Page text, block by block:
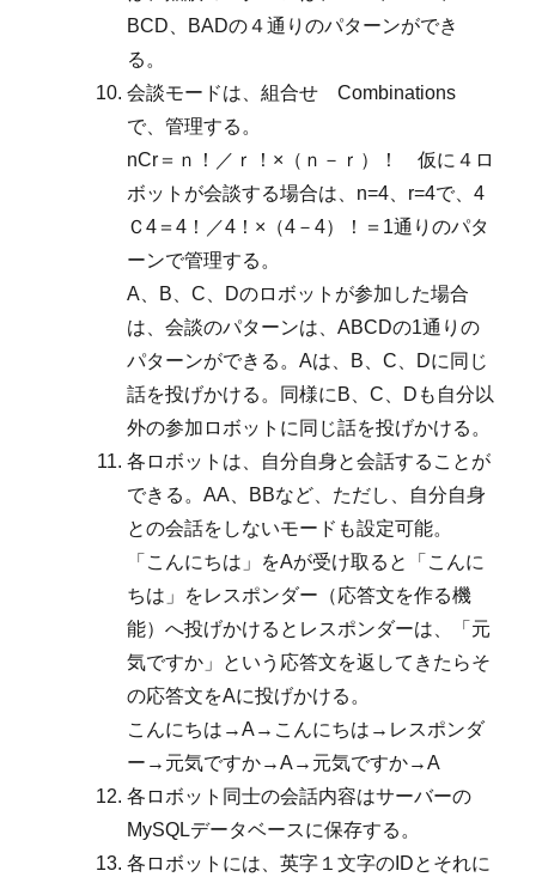
BCD、BADの４通りのパターンができ
る。
会談モードは、組合せ Combinations
で、管理する。
nCr＝ｎ！／ｒ！×（ｎ－ｒ）！ 仮に４ロ
ボットが会談する場合は、n=4、r=4で、4
Ｃ4＝4！／4！×（4－4）！＝1通りのパタ
ーンで管理する。
A、B、C、Dのロボットが参加した場合
は、会談のパターンは、ABCDの1通りの
パターンができる。Aは、B、C、Dに同じ
話を投げかける。同様にB、C、Dも自分以
外の参加ロボットに同じ話を投げかける。
各ロボットは、自分自身と会話することが
できる。AA、BBなど、ただし、自分自身
との会話をしないモードも設定可能。
「こんにちは」をAが受け取ると「こんに
ちは」をレスポンダー（応答文を作る機
能）へ投げかけるとレスポンダーは、「元
気ですか」という応答文を返してきたらそ
の応答文をAに投げかける。
こんにちは→A→こんにちは→レスポンダ
ー→元気ですか→A→元気ですか→A
各ロボット同士の会話内容はサーバーの
MySQLデータベースに保存する。
各ロボットには、英字１文字のIDとそれに